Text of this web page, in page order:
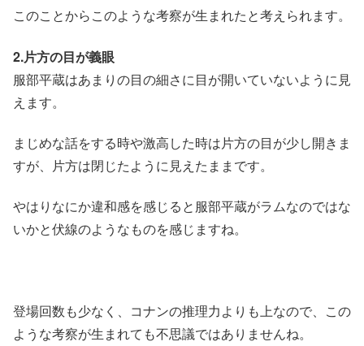
このことからこのような考察が生まれたと考えられます。
2.片方の目が義眼
服部平蔵はあまりの目の細さに目が開いていないように見
えます。
まじめな話をする時や激高した時は片方の目が少し開きま
すが、片方は閉じたように見えたままです。
やはりなにか違和感を感じると服部平蔵がラムなのではな
いかと伏線のようなものを感じますね。
登場回数も少なく、コナンの推理力よりも上なので、この
ような考察が生まれても不思議ではありませんね。